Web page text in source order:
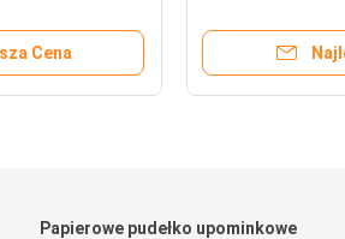
wyciekiem
Cena
Papierowe pudełko upominkowe